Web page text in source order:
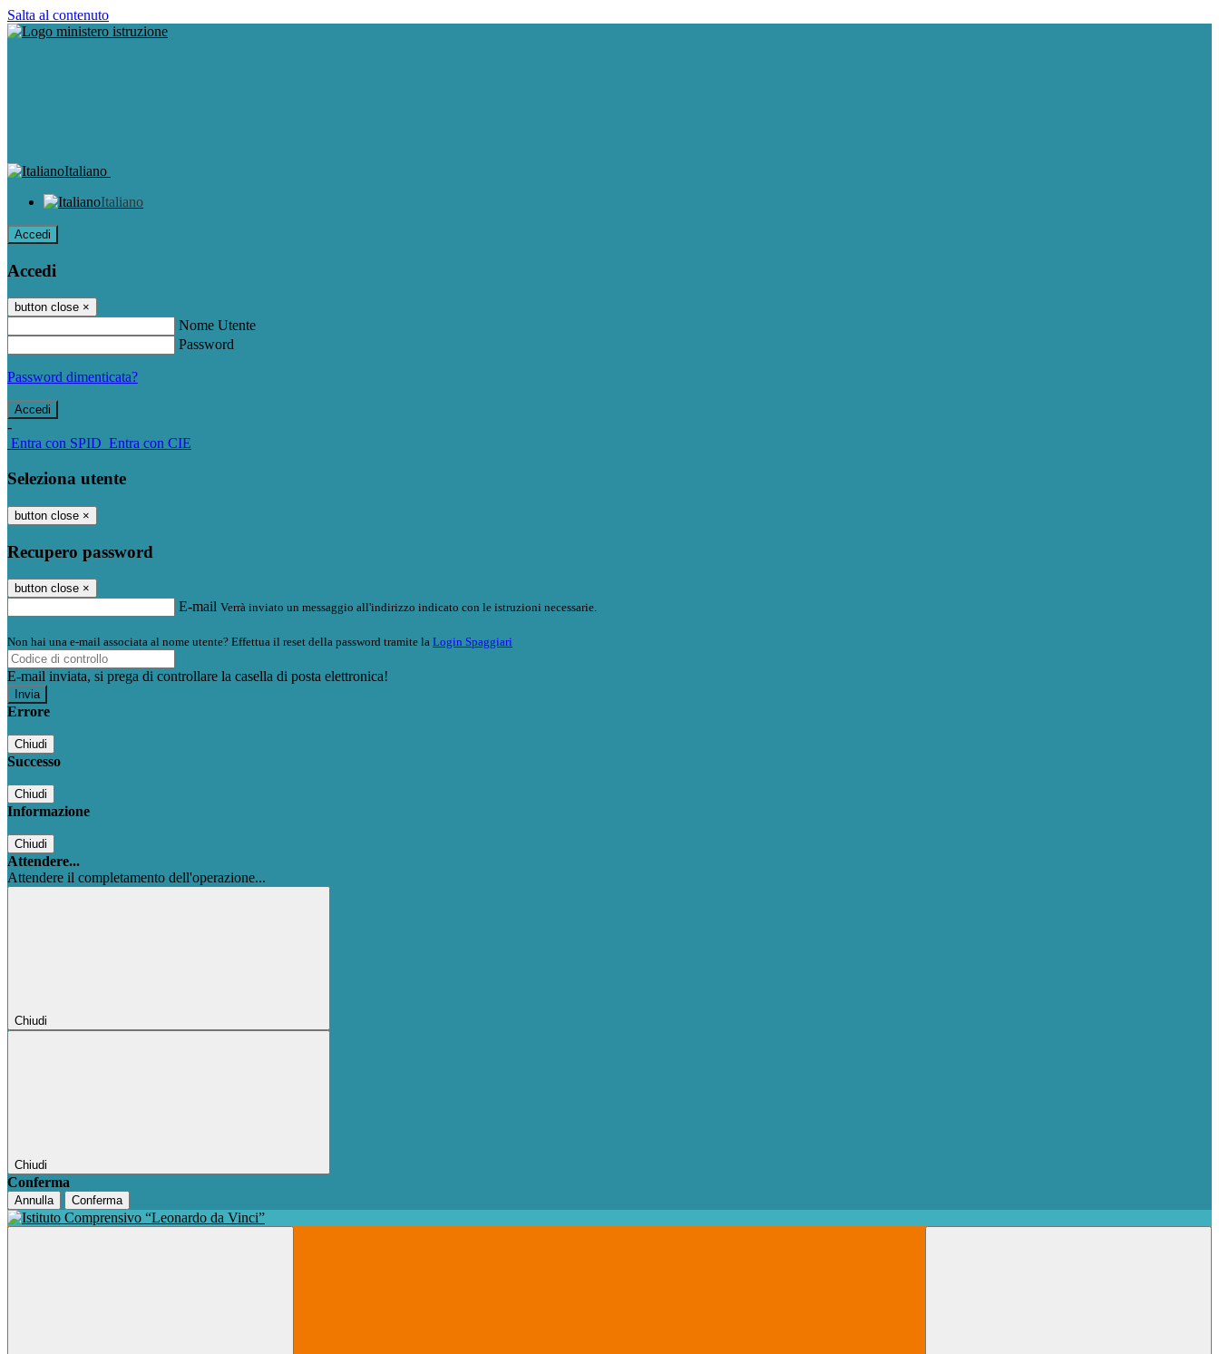
Salta al contenuto
Italiano
Italiano
Accedi
Accedi
button close ×
Nome Utente
Password
Password dimenticata?
-
Entra con SPID Entra con CIE
Seleziona utente
button close ×
Recupero password
button close ×
E-mail Verrà inviato un messaggio all'indirizzo indicato con le istruzioni necessarie.
Non hai una e-mail associata al nome utente? Effettua il reset della password tramite la Login Spaggiari
E-mail inviata, si prega di controllare la casella di posta elettronica!
Errore
Chiudi
Successo
Chiudi
Informazione
Chiudi
Attendere...
Attendere il completamento dell'operazione...
Chiudi
Chiudi
Conferma
Annulla Conferma